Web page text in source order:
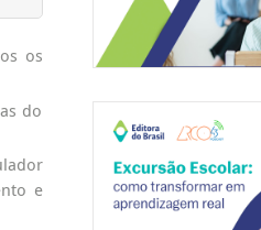
os
do
e